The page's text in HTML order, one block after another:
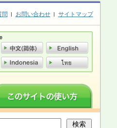
問 お問い合わせ サイトマップ